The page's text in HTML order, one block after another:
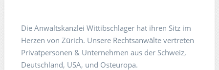
Die Anwaltskanzlei Wittibschlager hat ihren Sitz im
Herzen von Zürich. Unsere Rechtsanwälte vertreten
Privatpersonen & Unternehmen aus der Schweiz,
Deutschland, USA, und Osteuropa.